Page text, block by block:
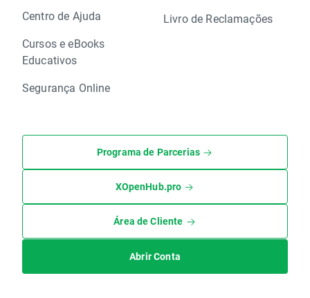
Centro de Ajuda
Cursos e eBooks
Educativos
Segurança Online
Livro de Reclamações
Programa de Parcerias
XOpenHub.pro
Área de Cliente
Abrir Conta